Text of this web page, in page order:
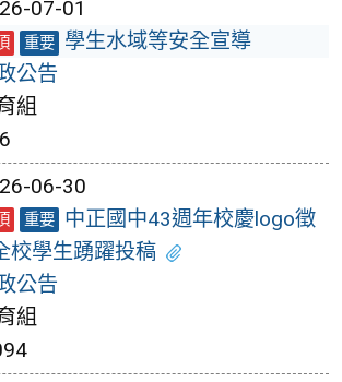
07-01
重要 學生水域等安全宣導
公告
組
06-30
重要 中正國中43週年校慶logo徵
校學生踴躍投稿
公告
組